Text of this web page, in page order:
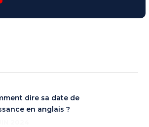
dire sa date de
en anglais ?